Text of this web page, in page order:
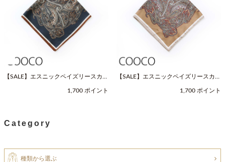
【SALE】エスニックペイズリースカー
1,700 ポイント
【SALE】エスニックペイズリースカー
1,700 ポイント
Category
種類から選ぶ